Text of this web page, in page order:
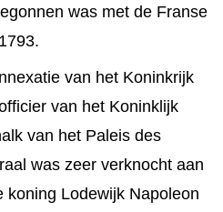
was met de Franse
van het Koninkrijk
van het Koninklijk
van het Paleis des
was zeer verknocht aan
koning Lodewijk Napoleon